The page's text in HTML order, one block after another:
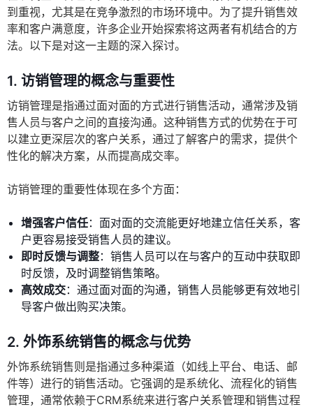
到重视，尤其是在竞争激烈的市场环境中。为了提升销售效
率和客户满意度，许多企业开始探索将这两者有机结合的方
法。以下是对这一主题的深入探讨。
1. 访销管理的概念与重要性
访销管理是指通过面对面的方式进行销售活动，通常涉及销
售人员与客户之间的直接沟通。这种销售方式的优势在于可
以建立更深层次的客户关系，通过了解客户的需求，提供个
性化的解决方案，从而提高成交率。
访销管理的重要性体现在多个方面：
增强客户信任：面对面的交流能更好地建立信任关系，客
户更容易接受销售人员的建议。
即时反馈与调整：销售人员可以在与客户的互动中获取即
时反馈，及时调整销售策略。
高效成交：通过面对面的沟通，销售人员能够更有效地引
导客户做出购买决策。
2. 外饰系统销售的概念与优势
外饰系统销售则是指通过多种渠道（如线上平台、电话、邮
件等）进行的销售活动。它强调的是系统化、流程化的销售
管理，通常依赖于CRM系统来进行客户关系管理和销售过程